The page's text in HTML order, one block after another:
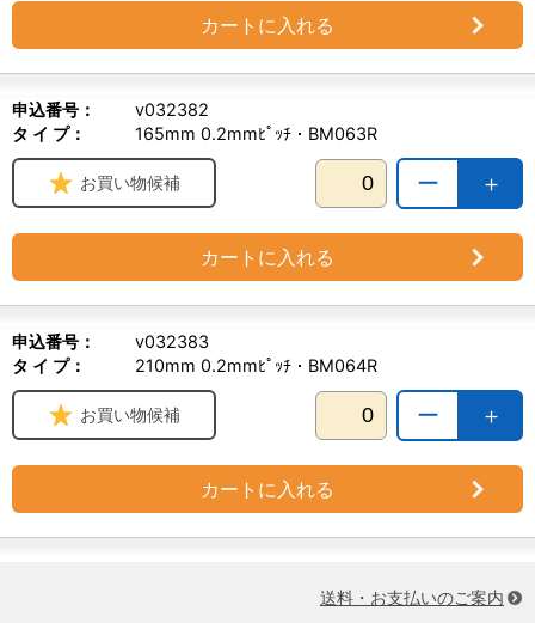
カートに入れる
申込番号：
v032382
タ イ プ：
165mm 0.2mmﾋﾟｯﾁ・BM063R
＋
ー
お買い物候補
カートに入れる
申込番号：
v032383
タ イ プ：
210mm 0.2mmﾋﾟｯﾁ・BM064R
＋
ー
お買い物候補
カートに入れる
送料・お支払いのご案内